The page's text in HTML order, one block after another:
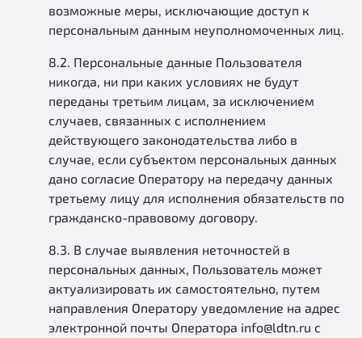
возможные меры, исключающие доступ к
персональным данным неуполномоченных лиц.
8.2. Персональные данные Пользователя
никогда, ни при каких условиях не будут
переданы третьим лицам, за исключением
случаев, связанных с исполнением
действующего законодательства либо в
случае, если субъектом персональных данных
дано согласие Оператору на передачу данных
третьему лицу для исполнения обязательств по
гражданско-правовому договору.
8.3. В случае выявления неточностей в
персональных данных, Пользователь может
актуализировать их самостоятельно, путем
направления Оператору уведомление на адрес
электронной почты Оператора info@ldtn.ru с